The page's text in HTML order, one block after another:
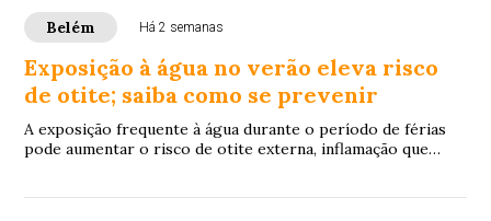
Belém Há 2 semanas
Exposição à água no verão eleva risco
de otite; saiba como se prevenir
A exposição frequente à água durante o período de férias
pode aumentar o risco de otite externa, inflamação que